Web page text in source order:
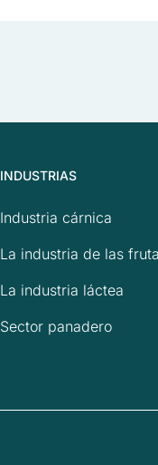
INDUSTRIAS
Industria cárnica
La industria de las
La industria láctea
Sector panadero